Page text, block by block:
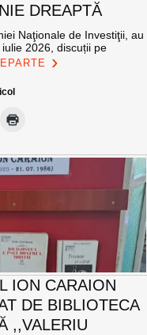
DREAPTĂ
Naţionale de Investiţii, au
2026, discuții pe
ION CARAION
DE BIBLIOTECA
,,VALERIU